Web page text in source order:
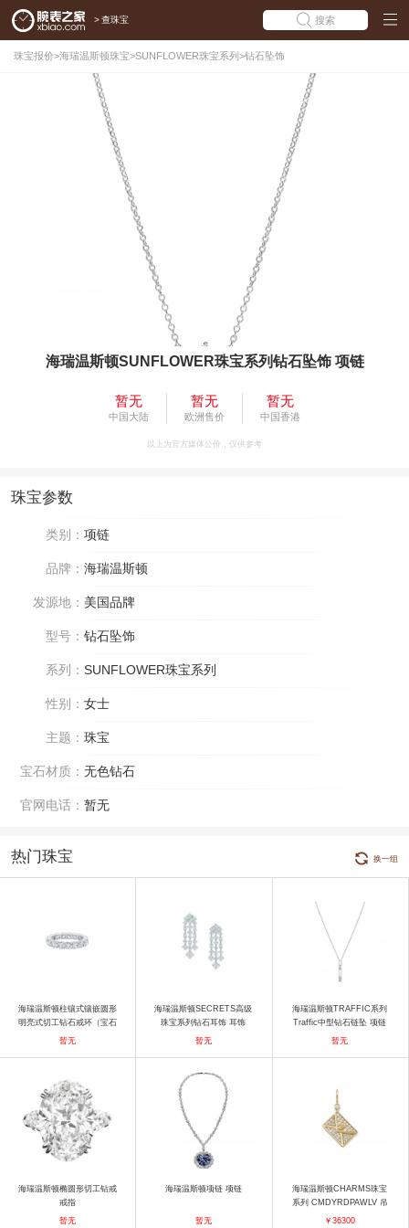
> 查珠宝 搜索
珠宝报价>海瑞温斯顿珠宝>SUNFLOWER珠宝系列 >钻石坠饰
海瑞温斯顿SUNFLOWER珠宝系列钻石坠饰 项链
暂无
中国大陆
暂无
欧洲售价
暂无
中国香港
以上为官方媒体公价，仅供参考
珠宝参数
类别： 项链
品牌： 海瑞温斯顿
发源地： 美国品牌
型号： 钻石坠饰
系列： SUNFLOWER珠宝系列
性别： 女士
主题： 珠宝
宝石材质： 无色钻石
官网电话： 暂无
热门珠宝 换一组
海瑞温斯顿柱镶式镶嵌圆形
明亮式切工钻石戒环（宝石
总重2.70克拉） 戒指
暂无
海瑞温斯顿SECRETS高级
珠宝系列钻石耳饰 耳饰
暂无
海瑞温斯顿TRAFFIC系列
Traffic中型钻石链坠 项链
暂无
海瑞温斯顿椭圆形切工钻戒
戒指
暂无
海瑞温斯顿项链 项链
暂无
海瑞温斯顿CHARMS珠宝
系列 CMDYRDPAWLV 吊
坠
￥36300